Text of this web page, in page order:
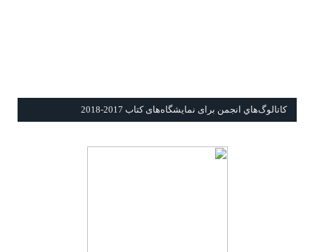
كاتالوگ‌هاي انجمن برای نمايشگاه‌های كتاب 2017-2018